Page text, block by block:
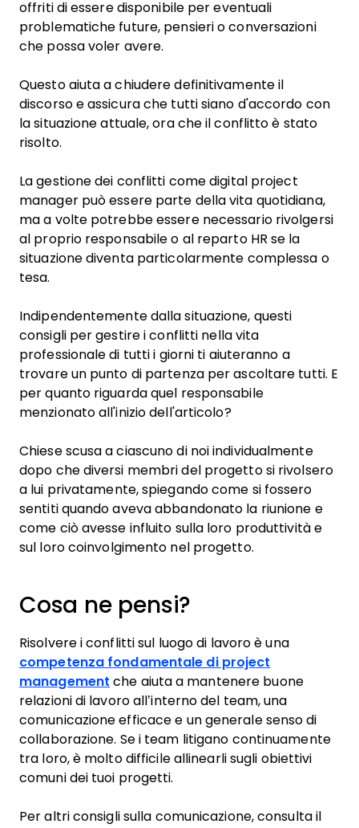
offriti di essere disponibile per eventuali
problematiche future, pensieri o conversazioni
che possa voler avere.
Questo aiuta a chiudere definitivamente il
discorso e assicura che tutti siano d'accordo con
la situazione attuale, ora che il conflitto è stato
risolto.
La gestione dei conflitti come digital project
manager può essere parte della vita quotidiana,
ma a volte potrebbe essere necessario rivolgersi
al proprio responsabile o al reparto HR se la
situazione diventa particolarmente complessa o
tesa.
Indipendentemente dalla situazione, questi
consigli per gestire i conflitti nella vita
professionale di tutti i giorni ti aiuteranno a
trovare un punto di partenza per ascoltare tutti. E
per quanto riguarda quel responsabile
menzionato all'inizio dell'articolo?
Chiese scusa a ciascuno di noi individualmente
dopo che diversi membri del progetto si rivolsero
a lui privatamente, spiegando come si fossero
sentiti quando aveva abbandonato la riunione e
come ciò avesse influito sulla loro produttività e
sul loro coinvolgimento nel progetto.
Cosa ne pensi?
Risolvere i conflitti sul luogo di lavoro è una
competenza fondamentale di project
management che aiuta a mantenere buone
relazioni di lavoro all’interno del team, una
comunicazione efficace e un generale senso di
collaborazione. Se i team litigano continuamente
tra loro, è molto difficile allinearli sugli obiettivi
comuni dei tuoi progetti.
Per altri consigli sulla comunicazione, consulta il